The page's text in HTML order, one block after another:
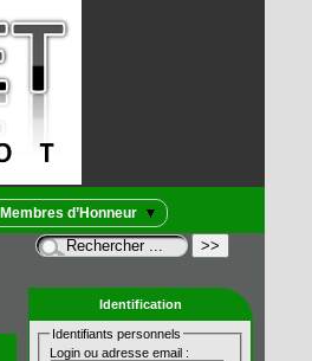
Membres d’Honneur
Identification
Identifiants personnels
Login ou adresse email :